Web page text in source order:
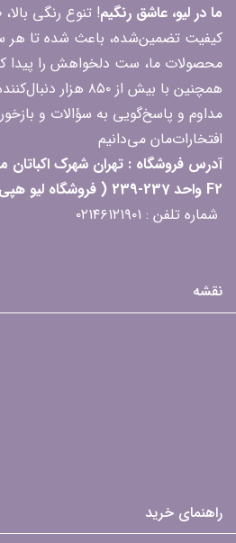
ما در لیو، عاشق رنگیم! تنوع رنگی
کیفیت تضمین‌شده، باعث شده تا هر
محصولات ما، ست دلخواهش را پیدا
همچنین با بیش از ۸۵۰
مداوم و پاسخ‌گویی به سؤالات و
افتخارات‌مان می‌دانیم
آدرس فروشگاه : تهران شهرک
F2 واحد 237-239 ( فروشگاه لیو هپی)
شماره تلفن : ۰۲۱۴۶۱۲۱۹۰۱
نقشه
راهنمای خرید